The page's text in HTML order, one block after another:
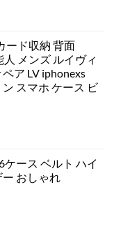
ード収納 背面
メンズ ルイヴィ
ア LV iphonexs
スマホ ケース ビ
ケース ベルト ハイ
おしゃれ